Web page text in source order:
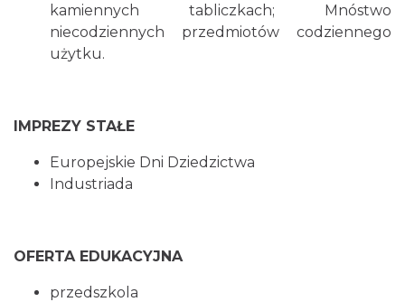
kamiennych tabliczkach; Mnóstwo
niecodziennych przedmiotów codziennego
użytku.
IMPREZY STAŁE
Europejskie Dni Dziedzictwa
Industriada
OFERTA EDUKACYJNA
przedszkola